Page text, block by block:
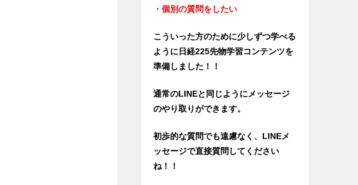
・個別の質問をしたい
こういった方のために少しずつ学べる
ように日経225先物学習コンテンツを
準備しました！！
通常のLINEと同じようにメッセージ
のやり取りができます。
初歩的な質問でも遠慮なく、LINEメ
ッセージで直接質問してください
ね！！